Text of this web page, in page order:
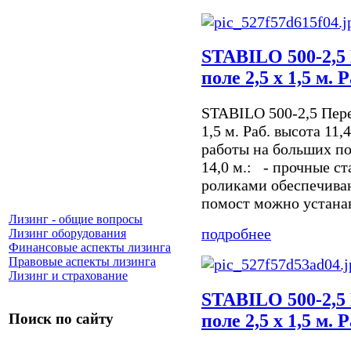
Лизинг - общие вопросы
Лизинг оборудования
Финансовые аспекты лизинга
Правовые аспекты лизинга
Лизинг и страхование
Поиск по сайту
STABILO 500-
поле 2,5 х 1,5 м.
STABILO 500-2,5
1,5 м. Раб. высота
работы на больших
14,0 м.: - прочные
роликами
помост можно
подробнее
STABILO 500-
поле 2,5 х 1,5 м.